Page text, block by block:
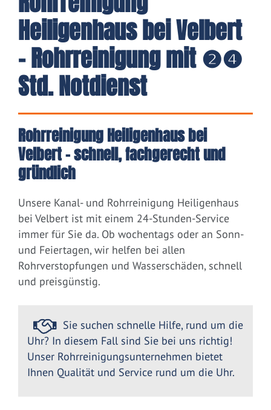
Heiligenhaus bei Velbert
- Rohrreinigung mit ❷❹
Std. Notdienst
Rohrreinigung Heiligenhaus bei
Velbert – schnell, fachgerecht und
gründlich
Unsere Kanal- und Rohrreinigung Heiligenhaus
bei Velbert ist mit einem 24-Stunden-Service
immer für Sie da. Ob wochentags oder an Sonn-
und Feiertagen, wir helfen bei allen
Rohrverstopfungen und Wasserschäden, schnell
und preisgünstig.
Sie suchen schnelle Hilfe, rund um die
Uhr? In diesem Fall sind Sie bei uns richtig!
Unser Rohrreinigungsunternehmen bietet
Ihnen Qualität und Service rund um die Uhr.